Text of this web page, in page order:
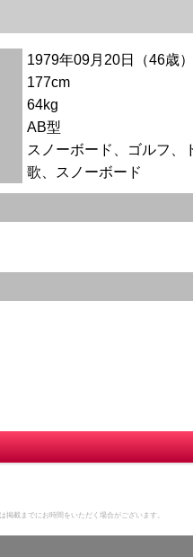
1979年09月20日（46歳）
177cm
64kg
AB型
スノーボード、ゴルフ、
歌、スノーボード
載までにお時間をいただく場合がございます。